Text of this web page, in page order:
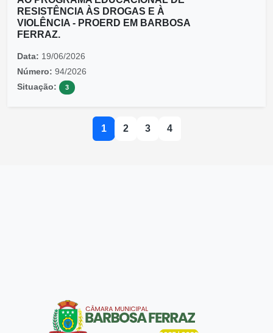
RESISTÊNCIA ÀS DROGAS E À
VIOLÊNCIA - PROERD EM BARBOSA
FERRAZ.
Data: 19/06/2026
Número: 94/2026
Situação:
3
1 2 3 4